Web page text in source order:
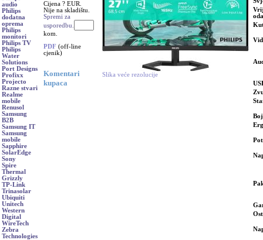
audio
Philips
dodatna
oprema
Philips
monitori
Philips TV
Philips
Water
Solutions
Port Designs
Profixx
Projecto
Razne stvari
Realme
mobile
Renusol
Samsung
B2B
Samsung IT
Samsung
mobile
Sapphire
SolarEdge
Sony
Spire
Thermal
Grizzly
TP-Link
Trinasolar
Ubiquiti
Unitech
Western
Digital
WireTech
Zebra
Technologies
Cijena ? EUR.
Nije na skladištu.
Spremi za
usporedbu.
kom.
PDF (off-line
cjenik)
Komentari
kupaca
Slika veće rezolucije